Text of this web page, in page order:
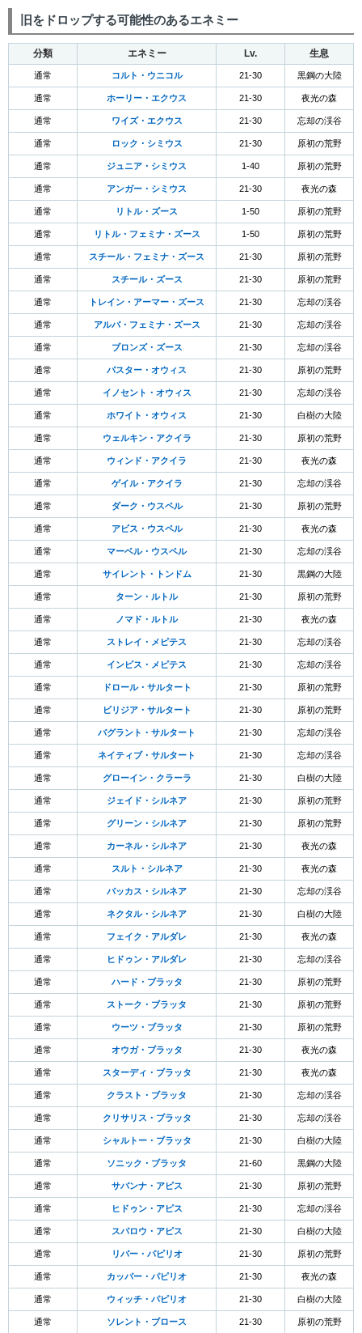
旧をドロップする可能性のあるエネミー
分類 エネミー Lv. 生息
通常 コルト・ウニコル 21-30 黒鋼の大陸
通常 ホーリー・エクウス 21-30 夜光の森
通常 ワイズ・エクウス 21-30 忘却の渓谷
通常 ロック・シミウス 21-30 原初の荒野
通常 ジュニア・シミウス 1-40 原初の荒野
通常 アンガー・シミウス 21-30 夜光の森
通常 リトル・ズース 1-50 原初の荒野
通常 リトル・フェミナ・ズース 1-50 原初の荒野
通常 スチール・フェミナ・ズース 21-30 原初の荒野
通常 スチール・ズース 21-30 原初の荒野
通常 トレイン・アーマー・ズース 21-30 忘却の渓谷
通常 アルバ・フェミナ・ズース 21-30 忘却の渓谷
通常 ブロンズ・ズース 21-30 忘却の渓谷
通常 パスター・オウィス 21-30 原初の荒野
通常 イノセント・オウィス 21-30 忘却の渓谷
通常 ホワイト・オウィス 21-30 白樹の大陸
通常 ウェルキン・アクイラ 21-30 原初の荒野
通常 ウィンド・アクイラ 21-30 夜光の森
通常 ゲイル・アクイラ 21-30 忘却の渓谷
通常 ダーク・ウスペル 21-30 原初の荒野
通常 アビス・ウスペル 21-30 夜光の森
通常 マーベル・ウスペル 21-30 忘却の渓谷
通常 サイレント・トンドム 21-30 黒鋼の大陸
通常 ターン・ルトル 21-30 原初の荒野
通常 ノマド・ルトル 21-30 夜光の森
通常 ストレイ・メピテス 21-30 忘却の渓谷
通常 インピス・メピテス 21-30 忘却の渓谷
通常 ドロール・サルタート 21-30 原初の荒野
通常 ビリジア・サルタート 21-30 原初の荒野
通常 バグラント・サルタート 21-30 忘却の渓谷
通常 ネイティブ・サルタート 21-30 忘却の渓谷
通常 グローイン・クラーラ 21-30 白樹の大陸
通常 ジェイド・シルネア 21-30 原初の荒野
通常 グリーン・シルネア 21-30 原初の荒野
通常 カーネル・シルネア 21-30 夜光の森
通常 スルト・シルネア 21-30 夜光の森
通常 バッカス・シルネア 21-30 忘却の渓谷
通常 ネクタル・シルネア 21-30 白樹の大陸
通常 フェイク・アルダレ 21-30 夜光の森
通常 ヒドゥン・アルダレ 21-30 忘却の渓谷
通常 ハード・ブラッタ 21-30 原初の荒野
通常 ストーク・ブラッタ 21-30 原初の荒野
通常 ウーツ・ブラッタ 21-30 原初の荒野
通常 オウガ・ブラッタ 21-30 夜光の森
通常 スターディ・ブラッタ 21-30 夜光の森
通常 クラスト・ブラッタ 21-30 忘却の渓谷
通常 クリサリス・ブラッタ 21-30 忘却の渓谷
通常 シャルトー・ブラッタ 21-30 白樹の大陸
通常 ソニック・ブラッタ 21-60 黒鋼の大陸
通常 サバンナ・アピス 21-30 原初の荒野
通常 ヒドゥン・アピス 21-30 忘却の渓谷
通常 スパロウ・アピス 21-30 白樹の大陸
通常 リバー・パピリオ 21-30 原初の荒野
通常 カッパー・パピリオ 21-30 夜光の森
通常 ウィッチ・パピリオ 21-30 白樹の大陸
通常 ソレント・ブロース 21-30 原初の荒野